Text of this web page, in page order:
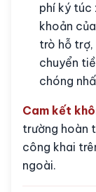
phí ký túc
khoản
trò hỗ trợ,
chuyển
chóng
Cam kết
trường hoàn
công khai
ngoài.